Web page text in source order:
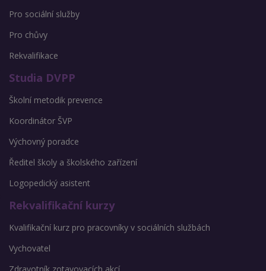
Pro sociální služby
Pro chůvy
Rekvalifikace
Studia DVPP
Školní metodik prevence
Koordinátor ŠVP
Výchovný poradce
Ředitel školy a školského zařízení
Logopedický asistent
Rekvalifikační kurzy
Kvalifikační kurz pro pracovníky v sociálních službách
Vychovatel